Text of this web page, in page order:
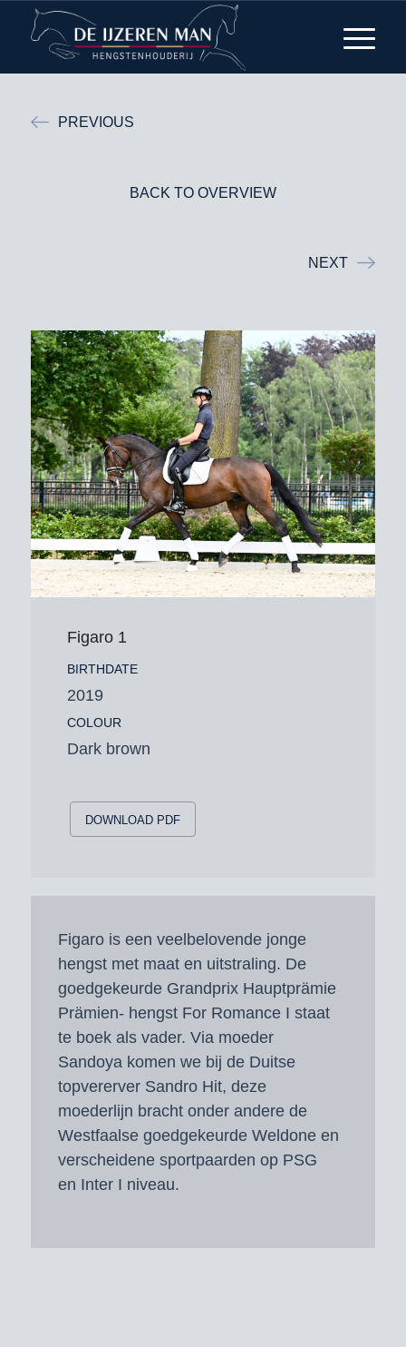
PREVIOUS
BACK TO OVERVIEW
NEXT
Figaro 1
BIRTHDATE
2019
COLOUR
Dark brown
DOWNLOAD PDF
Figaro is een veelbelovende jonge
hengst met maat en uitstraling. De
goedgekeurde Grandprix Hauptprämie
Prämien- hengst For Romance I staat
te boek als vader. Via moeder
Sandoya komen we bij de Duitse
topvererver Sandro Hit, deze
moederlijn bracht onder andere de
Westfaalse goedgekeurde Weldone en
verscheidene sportpaarden op PSG
en Inter I niveau.